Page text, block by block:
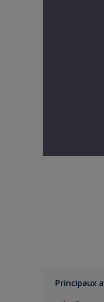
Principaux